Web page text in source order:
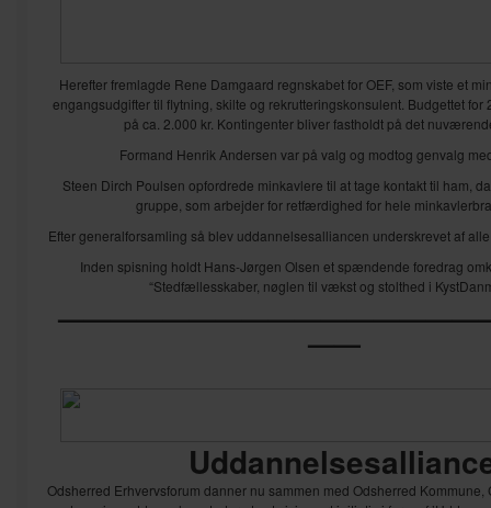
Herefter fremlagde Rene Damgaard regnskabet for OEF, som viste et
engangsudgifter til flytning, skilte og rekrutteringskonsulent. Budgettet for
på ca. 2.000 kr. Kontingenter bliver fastholdt på det
Formand Henrik Andersen var på valg og modtog genvalg
Steen Dirch Poulsen opfordrede minkavlere til at tage kontakt til ham,
gruppe, som arbejder for retfærdighed for hele
Efter generalforsamling så blev uddannelsesalliancen underskrevet af
Inden spisning holdt Hans-Jørgen Olsen et spændende foredrag
“Stedfællesskaber, nøglen til vækst og stolthed i
——
Odsherred Erhvervsforum danner nu sammen med Odsherred Kommune,